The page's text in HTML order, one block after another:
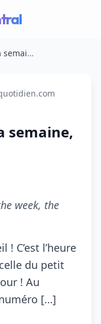
Le petit journal de la semaine, le retour #4
semaine,
week, the
C’est l’heure
du petit
! Au
[…]